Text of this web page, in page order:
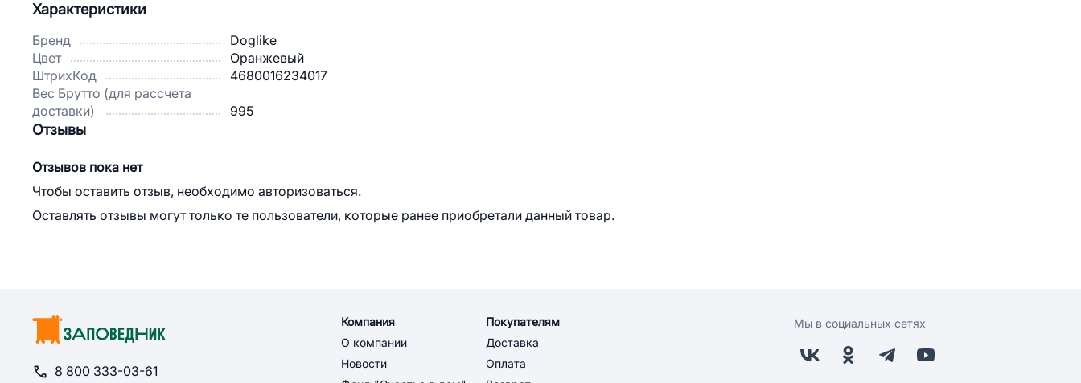
Характеристики
Бренд
Doglike
Цвет
Оранжевый
ШтрихКод
4680016234017
Вес Брутто (для рассчета
доставки)
995
Отзывы
Отзывов пока нет
Чтобы оставить отзыв, необходимо авторизоваться.
Оставлять отзывы могут только те пользователи, которые ранее приобретали данный товар.
8 800 333-03-61
Компания
О компании
Новости
Покупателям
Доставка
Оплата
Мы в социальных сетях